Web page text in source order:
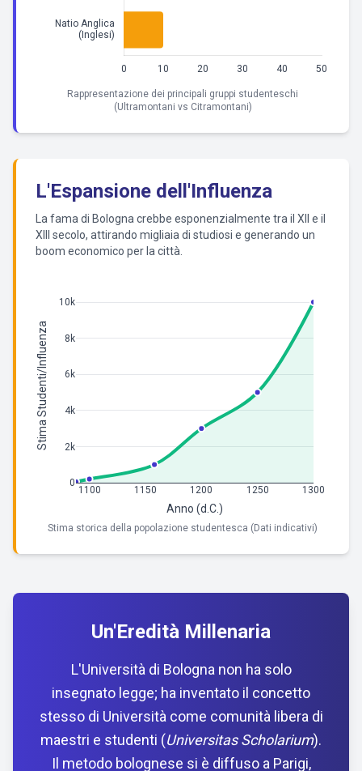
Rappresentazione dei principali gruppi studenteschi
(Ultramontani vs Citramontani)
L'Espansione dell'Influenza
La fama di Bologna crebbe esponenzialmente tra il XII e il
XIII secolo, attirando migliaia di studiosi e generando un
boom economico per la città.
1100 1150 1200 1250 1300
0
2k
4k
6k
8k
10k
Anno (d.C.)
Stima Studenti/Influenza
Stima storica della popolazione studentesca (Dati indicativi)
Un'Eredità Millenaria
L'Università di Bologna non ha solo
insegnato legge; ha inventato il concetto
stesso di Università come comunità libera di
maestri e studenti (Universitas Scholarium).
Il metodo bolognese si è diffuso a Parigi,